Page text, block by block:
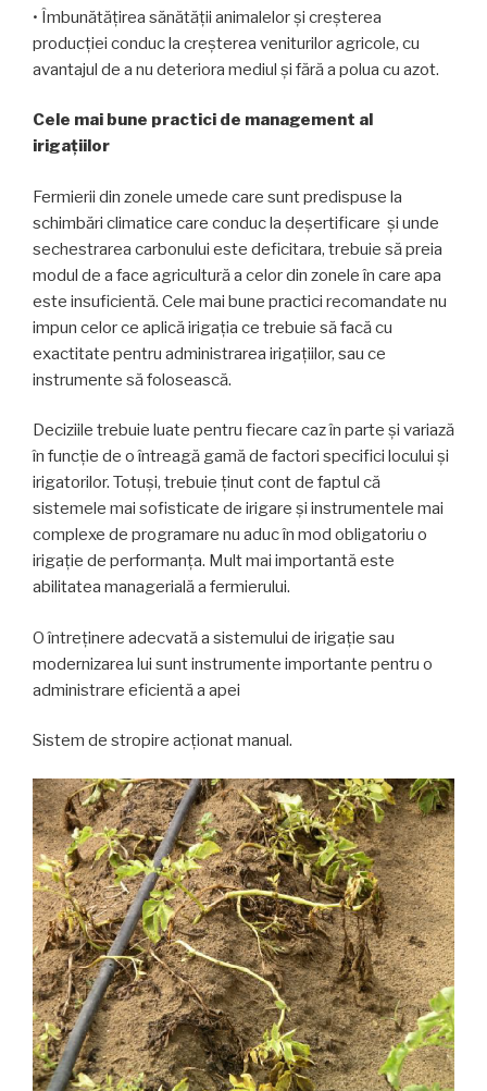
• Îmbunătățirea sănătății animalelor și creșterea
producției conduc la creșterea veniturilor agricole, cu
avantajul de a nu deteriora mediul și fără a polua cu azot.
Cele mai bune practici de management al
irigațiilor
Fermierii din zonele umede care sunt predispuse la
schimbări climatice care conduc la deșertificare și unde
sechestrarea carbonului este deficitara, trebuie să preia
modul de a face agricultură a celor din zonele în care apa
este insuficientă. Cele mai bune practici recomandate nu
impun celor ce aplică irigația ce trebuie să facă cu
exactitate pentru administrarea irigațiilor, sau ce
instrumente să folosească.
Deciziile trebuie luate pentru fiecare caz în parte și variază
în funcție de o întreagă gamă de factori specifici locului și
irigatorilor. Totuși, trebuie ținut cont de faptul că
sistemele mai sofisticate de irigare și instrumentele mai
complexe de programare nu aduc în mod obligatoriu o
irigație de performanța. Mult mai importantă este
abilitatea managerială a fermierului.
O întreținere adecvată a sistemului de irigație sau
modernizarea lui sunt instrumente importante pentru o
administrare eficientă a apei
Sistem de stropire acționat manual.